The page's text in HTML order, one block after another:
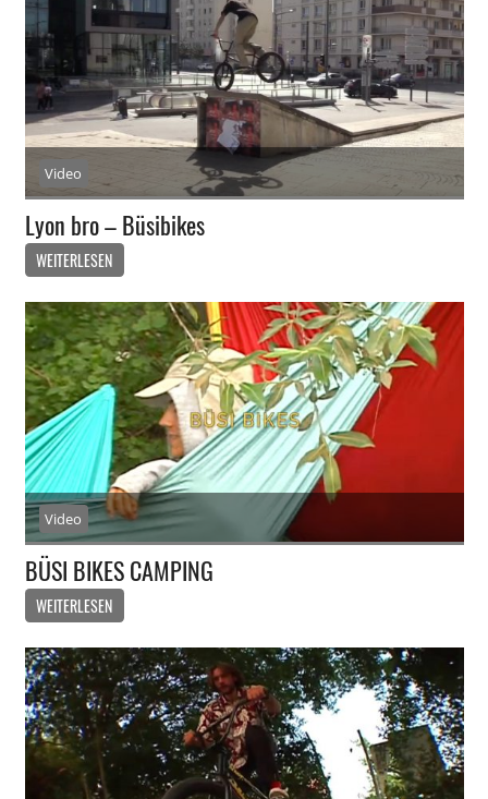
Video
Lyon bro – Büsibikes
WEITERLESEN
Video
BÜSI BIKES CAMPING
WEITERLESEN